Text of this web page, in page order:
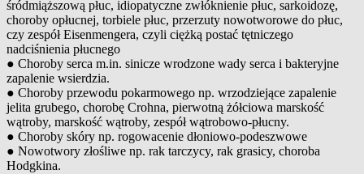
śródmiąższową płuc, idiopatyczne zwłóknienie płuc, sarkoidozę,
choroby opłucnej, torbiele płuc, przerzuty nowotworowe do płuc,
czy zespół Eisenmengera, czyli ciężką postać tętniczego
nadciśnienia płucnego
● Choroby serca m.in. sinicze wrodzone wady serca i bakteryjne
zapalenie wsierdzia.
● Choroby przewodu pokarmowego np. wrzodziejące zapalenie
jelita grubego, chorobę Crohna, pierwotną żółciowa marskość
wątroby, marskość wątroby, zespół wątrobowo-płucny.
● Choroby skóry np. rogowacenie dłoniowo-podeszwowe
● Nowotwory złośliwe np. rak tarczycy, rak grasicy, choroba
Hodgkina.